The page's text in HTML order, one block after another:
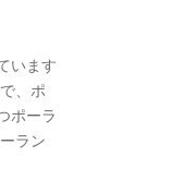
います
、ポ
ポーラ
ラン